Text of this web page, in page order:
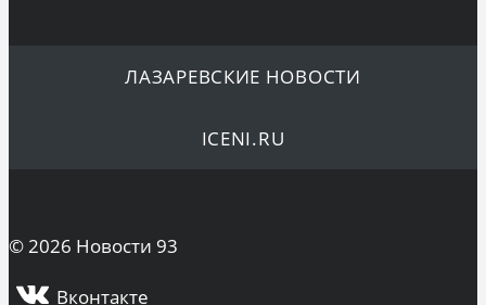
ЛАЗАРЕВСКИЕ НОВОСТИ
ICENI.RU
© 2026 Новости 93
Вконтакте